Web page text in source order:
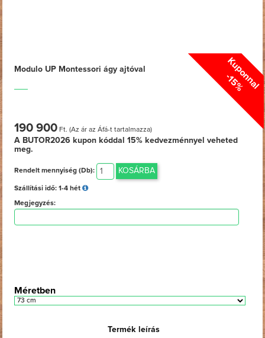
Kuponnal
-15%
Modulo UP Montessori ágy ajtóval
190 900 Ft. (Az ár az Áfá-t tartalmazza)
A BUTOR2026 kupon kóddal15% kedvezménnyel veheted
meg.
Rendelt mennyiség (Db): KOSÁRBA
Szállítási idő: 1-4 hét
Megjegyzés:
Méretben
Termék leírás